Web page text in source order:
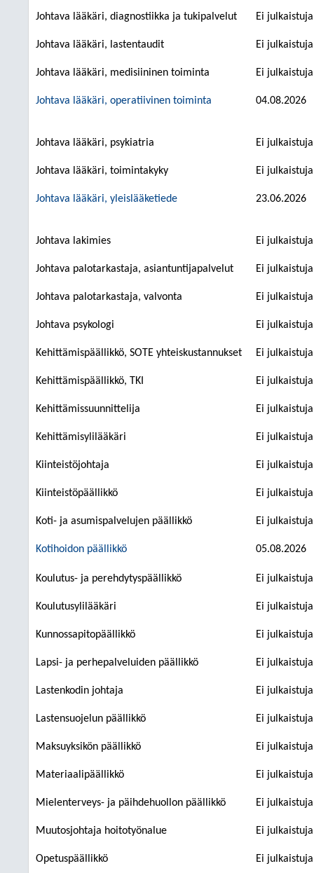
Johtava lääkäri, diagnostiikka ja tukipalvelut Ei
Johtava lääkäri, lastentaudit Ei
Johtava lääkäri, medisiininen toiminta Ei
Johtava lääkäri, operatiivinen toiminta 04.08.2026
Johtava lääkäri, psykiatria Ei
Johtava lääkäri, toimintakyky Ei
Johtava lääkäri, yleislääketiede 23.06.2026
Johtava lakimies Ei
Johtava palotarkastaja, asiantuntijapalvelut Ei
Johtava palotarkastaja, valvonta Ei
Johtava psykologi Ei
Kehittämispäällikkö, SOTE yhteiskustannukset Ei
Kehittämispäällikkö, TKI Ei
Kehittämissuunnittelija Ei
Kehittämisylilääkäri Ei
Kiinteistöjohtaja Ei
Kiinteistöpäällikkö Ei
Koti- ja asumispalvelujen päällikkö Ei
Kotihoidon päällikkö 05.08.2026
Koulutus- ja perehdytyspäällikkö Ei
Koulutusylilääkäri Ei
Kunnossapitopäällikkö Ei
Lapsi- ja perhepalveluiden päällikkö Ei
Lastenkodin johtaja Ei
Lastensuojelun päällikkö Ei
Maksuyksikön päällikkö Ei
Materiaalipäällikkö Ei
Mielenterveys- ja päihdehuollon päällikkö Ei
Muutosjohtaja hoitotyönalue Ei
Opetuspäällikkö Ei